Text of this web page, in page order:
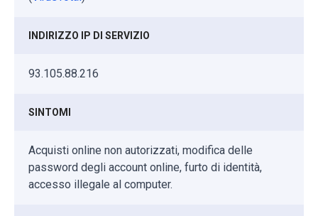
INDIRIZZO IP DI SERVIZIO
93.105.88.216
SINTOMI
Acquisti online non autorizzati, modifica delle
password degli account online, furto di identità,
accesso illegale al computer.